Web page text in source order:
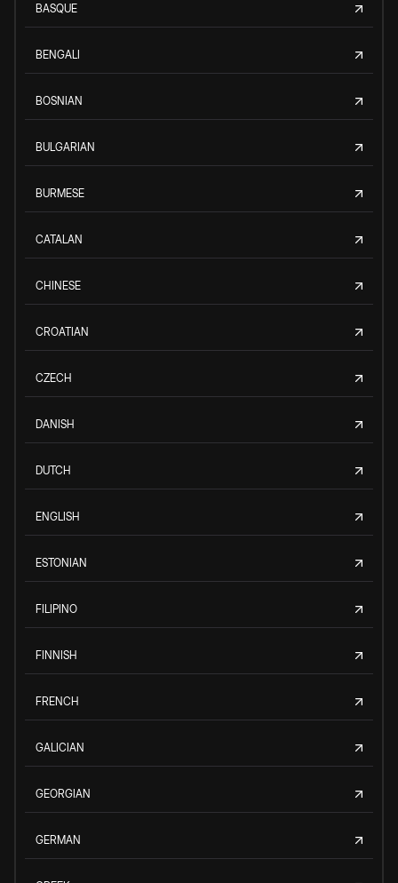
BASQUE
BENGALI
BOSNIAN
BULGARIAN
BURMESE
CATALAN
CHINESE
CROATIAN
CZECH
DANISH
DUTCH
ENGLISH
ESTONIAN
FILIPINO
FINNISH
FRENCH
GALICIAN
GEORGIAN
GERMAN